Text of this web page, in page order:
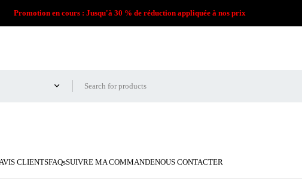
Promotion en cours : Jusqu'à 30 % de réduction appliquée à nos prix
CLIENTSFAQsSUIVRE MA COMMANDENOUS CONTACTER